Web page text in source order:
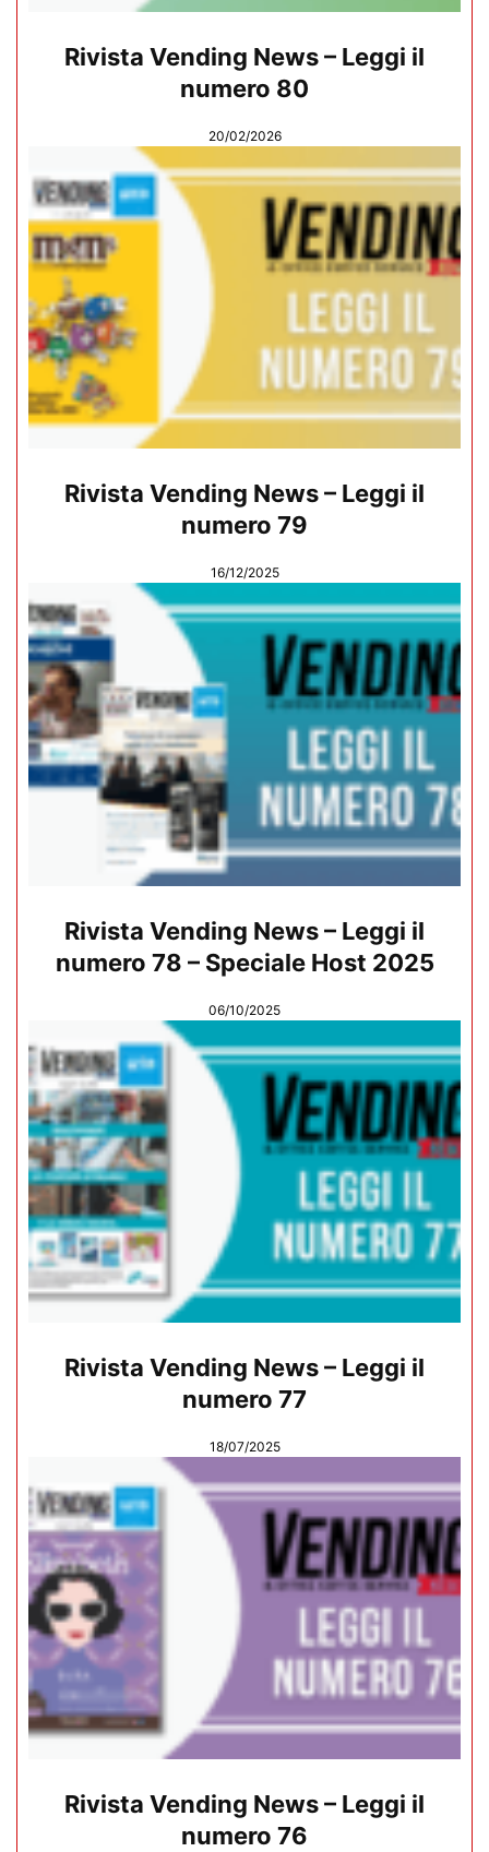
Rivista Vending News – Leggi il
numero 80
20/02/2026
Rivista Vending News – Leggi il
numero 79
16/12/2025
Rivista Vending News – Leggi il
numero 78 – Speciale Host 2025
06/10/2025
Rivista Vending News – Leggi il
numero 77
18/07/2025
Rivista Vending News – Leggi il
numero 76